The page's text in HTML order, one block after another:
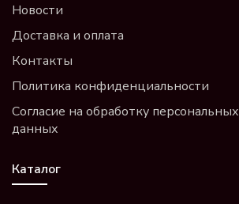
Новости
Доставка и оплата
Контакты
Политика конфиденциальности
Согласие на обработку персональных
данных
Каталог